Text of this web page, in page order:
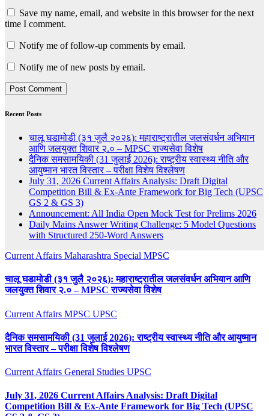
Save my name, email, and website in this browser for the next
time I comment.
Notify me of follow-up comments by email.
Notify me of new posts by email.
Recent Posts
चालू घडामोडी (३१ जुलै २०२६): महाराष्ट्रातील जलसंवर्धन अभियान
आणि जलयुक्त शिवार २.० – MPSC राज्यसेवा विशेष
दैनिक समसामयिकी (31 जुलाई 2026): राष्ट्रीय स्वास्थ्य नीति और
आयुष्मान भारत विस्तार – परीक्षा विशेष विश्लेषण
July 31, 2026 Current Affairs Analysis: Draft Digital
Competition Bill & Ex-Ante Framework for Big Tech (UPSC
GS 2 & GS 3)
Announcement: All India Open Mock Test for Prelims 2026
Daily Mains Answer Writing Challenge: 5 Model Questions
with Structured 250-Word Answers
Current Affairs Maharashtra Special MPSC
चालू घडामोडी (३१ जुलै २०२६): महाराष्ट्रातील जलसंवर्धन अभियान आणि
जलयुक्त शिवार २.० – MPSC राज्यसेवा विशेष
Current Affairs MPSC UPSC
दैनिक समसामयिकी (31 जुलाई 2026): राष्ट्रीय स्वास्थ्य नीति और आयुष्मान
भारत विस्तार – परीक्षा विशेष विश्लेषण
Current Affairs General Studies UPSC
July 31, 2026 Current Affairs Analysis: Draft Digital
Competition Bill & Ex-Ante Framework for Big Tech (UPSC